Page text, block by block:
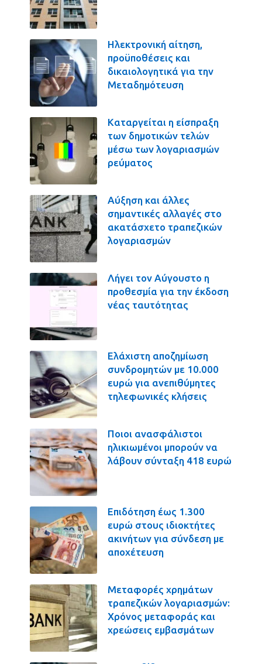
Ηλεκτρονική αίτηση,
προϋποθέσεις και
δικαιολογητικά για την
Μεταδημότευση
Καταργείται η είσπραξη
των δημοτικών τελών
μέσω των λογαριασμών
ρεύματος
Αύξηση και άλλες
σημαντικές αλλαγές στο
ακατάσχετο τραπεζικών
λογαριασμών
Λήγει τον Αύγουστο η
προθεσμία για την έκδοση
νέας ταυτότητας
Ελάχιστη αποζημίωση
συνδρομητών με 10.000
ευρώ για ανεπιθύμητες
τηλεφωνικές κλήσεις
Ποιοι ανασφάλιστοι
ηλικιωμένοι μπορούν να
λάβουν σύνταξη 418 ευρώ
Επιδότηση έως 1.300
ευρώ στους ιδιοκτήτες
ακινήτων για σύνδεση με
αποχέτευση
Μεταφορές χρημάτων
τραπεζικών λογαριασμών:
Χρόνος μεταφοράς και
χρεώσεις εμβασμάτων